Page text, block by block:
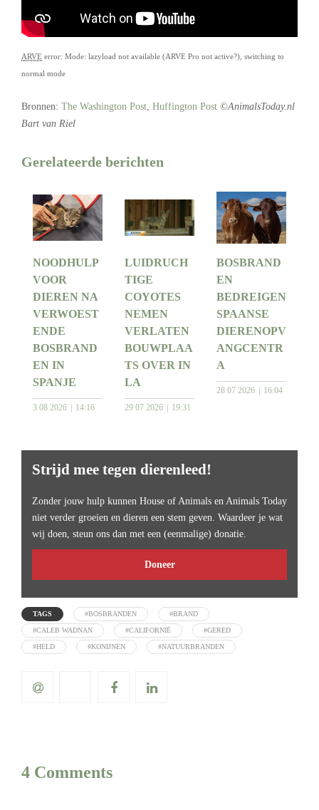
ARVE error: Mode: lazyload not available (ARVE Pro not active?), switching to
normal mode
Bronnen: The Washington Post Huffington Post ©AnimalsToday.nl
Bart van Riel
Gerelateerde berichten
NOODHULP
VOOR
DIEREN NA
VERWOEST
ENDE
BOSBRAND
EN IN
SPANJE
3 08 2026 14:16
LUIDRUCH
TIGE
COYOTES
NEMEN
VERLATEN
BOUWPLAA
TS OVER IN
LA
29 07 2026 19:31
BOSBRAND
EN
BEDREIGEN
SPAANSE
DIERENOPV
ANGCENTR
A
28 07 2026 16:04
Strijd mee tegen dierenleed!
Zonder jouw hulp kunnen House of Animals en Animals Today
niet verder groeien en dieren een stem geven. Waardeer je wat
wij doen, steun ons dan met een (eenmalige) donatie.
Doneer
TAGS #BOSBRANDEN #BRAND
#CALEB WADNAN #CALIFORNIË #GERED
#HELD #KONIJNEN #NATUURBRANDEN
4 Comments